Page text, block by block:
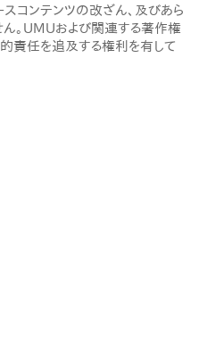
コンテンツの改ざん、及びあら
。UMUおよび関連する著作権
責任を追及する権利を有して